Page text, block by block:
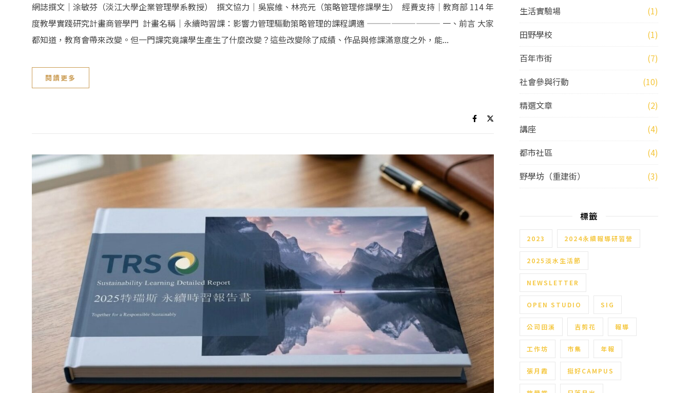
網誌撰文｜涂敏芬（淡江大學企業管理學系教授） 撰文協力｜吳宸維、林亮元（策略管理修課學生） 經費支持｜教育部 114 年
度教學實踐研究計畫商管學門 計畫名稱｜永續時習課：影響力管理驅動策略管理的課程調適 ————————— 一、前言 大家
都知道，教育會帶來改變。但一門課究竟讓學生產生了什麼改變？這些改變除了成績、作品與修課滿意度之外，能...
閱讀更多
生活實驗場
(1)
田野學校
(1)
百年市街
(7)
社會參與行動
(10)
精選文章
(2)
講座
(4)
都市社區
(4)
野學坊（重建街）
(3)
標籤
2023 2024永續報導研習營
2025淡水生活節
NEWSLETTER
OPEN STUDIO SIG
公司田溪 吉剪花 報導
工作坊 市集 年報
張月霞 挺好CAMPUS